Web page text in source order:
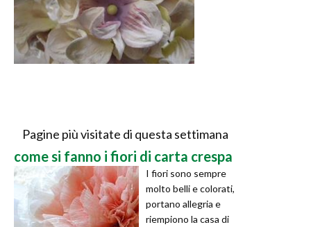
Pagine più visitate di questa settimana
come si fanno i fiori di carta crespa
I fiori sono sempre
molto belli e colorati,
portano allegria e
riempiono la casa di